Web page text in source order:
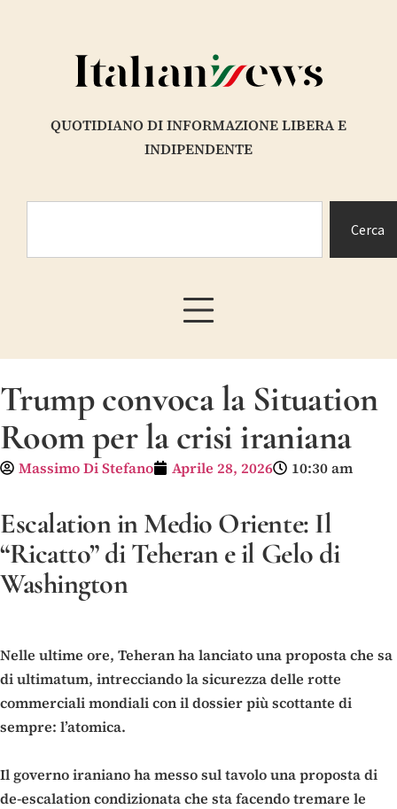
QUOTIDIANO DI INFORMAZIONE LIBERA E
INDIPENDENTE
Cerca
Trump convoca la Situation
Room per la crisi iraniana
Massimo Di Stefano Aprile 28, 2026 10:30 am
Escalation in Medio Oriente: Il
“Ricatto” di Teheran e il Gelo di
Washington
Nelle ultime ore, Teheran ha lanciato una proposta che sa
di ultimatum, intrecciando la sicurezza delle rotte
commerciali mondiali con il dossier più scottante di
sempre: l’atomica.
Il governo iraniano ha messo sul tavolo una proposta di
de-escalation condizionata che sta facendo tremare le